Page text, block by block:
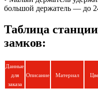
большой держатель — до
Таблица
замков:
Данные
для
заказа
Описание Материал